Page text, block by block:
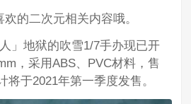
的二次元相关内容哦。
」地狱的吹雪1/7手办现已开
，采用ABS、PVC材料，售
将于2021年第一季度发售。